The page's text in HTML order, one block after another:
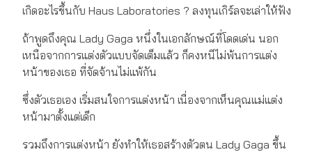
เกิดอะไรขึ้นกับ Haus Laboratories ? ลงทุนเกิร์ลจะเล่าให้ฟัง
ถ้าพูดถึงคุณ Lady Gaga หนึ่งในเอกลักษณ์ที่โดดเด่น นอก
เหนือจากการแต่งตัวแบบจัดเต็มแล้ว ก็คงหนีไม่พ้นการแต่ง
หน้าของเธอ ที่จัดจ้านไม่แพ้กัน
ซึ่งตัวเธอเอง เริ่มสนใจการแต่งหน้า เนื่องจากเห็นคุณแม่แต่ง
หน้ามาตั้งแต่เด็ก
รวมถึงการแต่งหน้า ยังทำให้เธอสร้างตัวตน Lady Gaga ขึ้น